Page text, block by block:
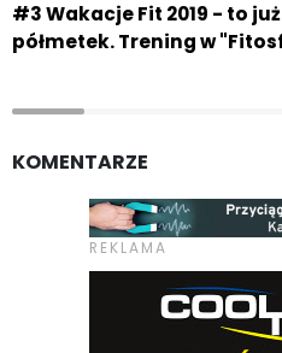
#3 Wakacje Fit 2019 - to już
półmetek. Trening w
KOMENTARZE